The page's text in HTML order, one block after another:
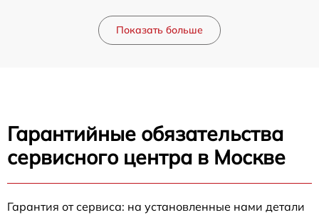
Показать больше
Гарантийные обязательства
сервисного центра в Москве
Гарантия от сервиса: на установленные нами детали